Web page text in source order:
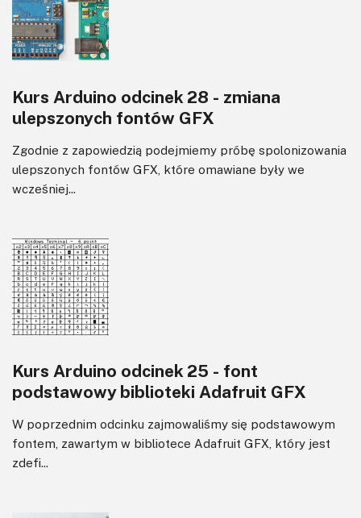
Kurs Arduino odcinek 28 - zmiana
ulepszonych fontów GFX
Zgodnie z zapowiedzią podejmiemy próbę spolonizowania
ulepszonych fontów GFX, które omawiane były we
wcześniej...
Kurs Arduino odcinek 25 - font
podstawowy biblioteki Adafruit GFX
W poprzednim odcinku zajmowaliśmy się podstawowym
fontem, zawartym w bibliotece Adafruit GFX, który jest
zdefi...